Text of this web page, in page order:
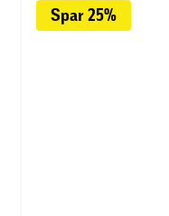
Spar 25%